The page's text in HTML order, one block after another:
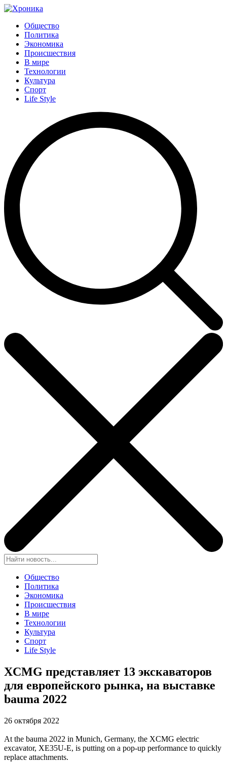
Общество
Политика
Экономика
Происшествия
В мире
Технологии
Культура
Спорт
Life Style
Общество
Политика
Экономика
Происшествия
В мире
Технологии
Культура
Спорт
Life Style
XCMG представляет 13 экскаваторов
для европейского рынка, на выставке
bauma 2022
26 октября 2022
At the bauma 2022 in Munich, Germany, the XCMG electric
excavator, XE35U-E, is putting on a pop-up performance to quickly
replace attachments.